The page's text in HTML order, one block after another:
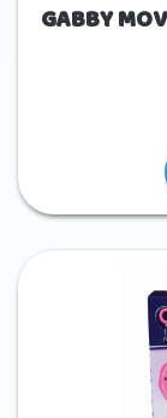
GABBY